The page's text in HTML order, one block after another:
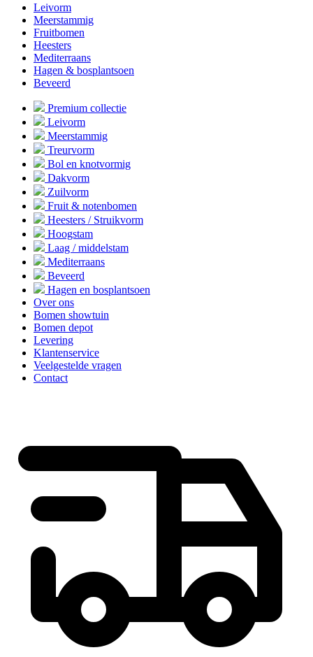
Leivorm
Meerstammig
Fruitbomen
Heesters
Mediterraans
Hagen & bosplantsoen
Beveerd
Premium collectie
Leivorm
Meerstammig
Treurvorm
Bol en knotvormig
Dakvorm
Zuilvorm
Fruit & notenbomen
Heesters / Struikvorm
Hoogstam
Laag / middelstam
Mediterraans
Beveerd
Hagen en bosplantsoen
Over ons
Bomen showtuin
Bomen depot
Levering
Klantenservice
Veelgestelde vragen
Contact